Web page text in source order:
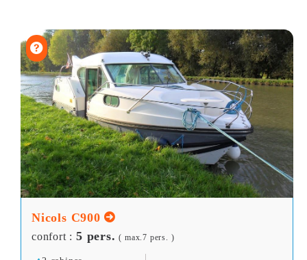
Nicols C900
confort : 5 pers. ( max.7 pers. )